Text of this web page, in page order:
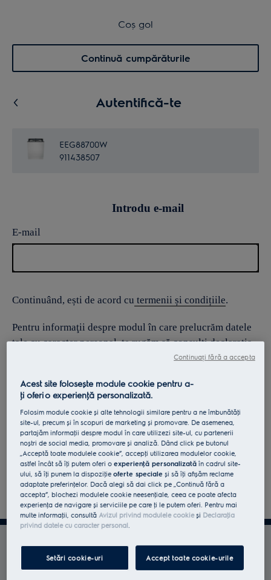
Menu 0
Coș de cumpărături
Coș gol
Continuă cumpărăturile
Autentifică-te
EEG88700W
911438507
Introdu e-mail
E-mail
Continuând, ești de acord cu termenii și condițiile.
Pentru informaţii despre modul în care prelucrăm datele
tale cu caracter personal, te rugăm să consulţi declaraţia
Profită la maxim de
Electrolux
Acest site folosește module cookie pentru a-
ţi oferi o experienţă personalizată.
Folosim module cookie și alte tehnologii similare pentru a ne îmbunătăţi
site-ul, precum și în scopuri de marketing și promovare. De asemenea,
partajăm informaţii despre modul în care utilizezi site-ul, cu partenerii
noștri de social media, promovare și analiză. Dând click pe butonul
„Acceptă toate modulele cookie”, accepţi utilizarea modulelor cookie,
astfel încât să îţi putem oferi oexperienţă personalizată în cadrul site-
ului, să îţi punem la dispoziţieoferte speciale și să îţi afișăm reclame
adaptate preferinţelor. Dacă alegi să dai click pe „Continuă fără a
accepta”, blochezi modulele cookie neesenţiale, ceea ce poate afecta
experienţa de navigare și serviciile pe care ţi le putem oferi. Pentru mai
multe informaţii, consultă Avizul privind modulele cookieși Declaraţia
privind datele cu caracter personal.
Setări cookie-uri Accept toate cookie-urile
Continuați fără a accepta